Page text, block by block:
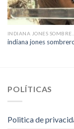
indiana jones
POLÍTICAS
Politica de